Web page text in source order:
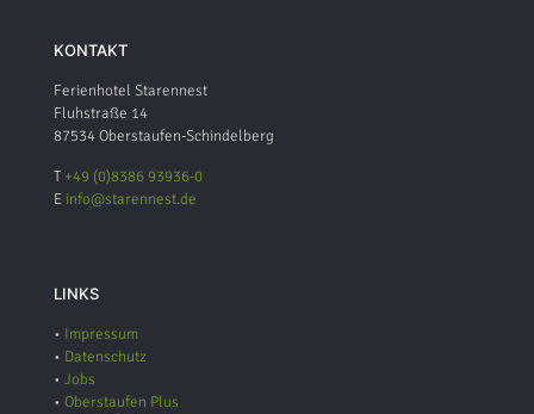
KONTAKT
Ferienhotel Starennest
Fluhstraße 14
87534 Oberstaufen-Schindelberg
T +49 (0)8386 93936-0
E info@starennest.de
LINKS
• Impressum
• Datenschutz
• Jobs
• Oberstaufen Plus